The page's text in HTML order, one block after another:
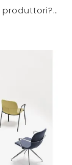
Cerchi Arredo Ufficio dei migliori produttori? Scopri le differenti soluzioni di sedie ospiti e attesa in plastica, come il modello Role di Milani.